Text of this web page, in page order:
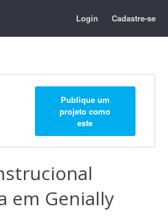
Login Cadastre-se
Publique um
projeto como
este
em Genially